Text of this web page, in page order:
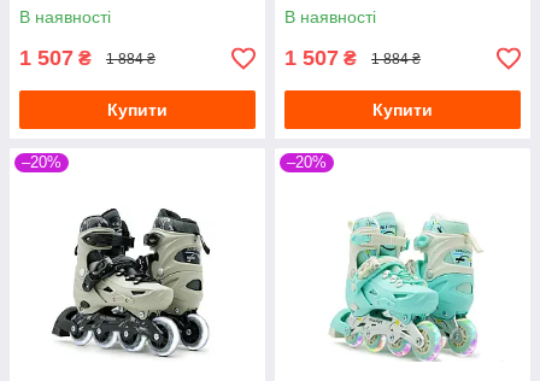
В наявності
1 507 ₴ 1 884 ₴
Купити
В наявності
1 507 ₴ 1 884 ₴
Купити
–20% –20%